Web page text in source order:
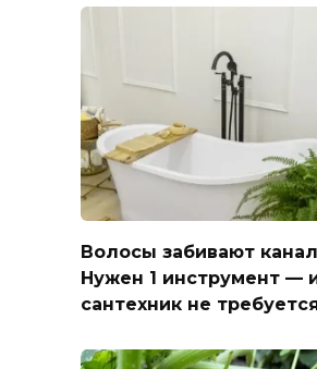
Волосы забивают
Нужен 1 инструмент —
сантехник не